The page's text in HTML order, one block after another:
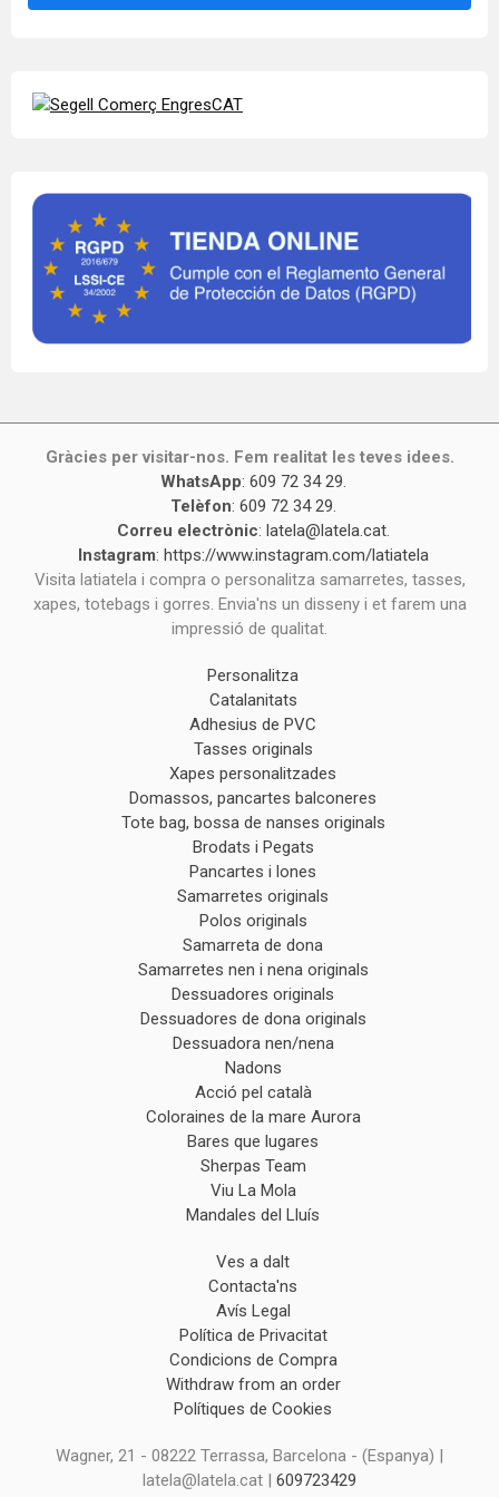
Gràcies per visitar-nos. Fem realitat les teves idees.
WhatsApp: 609 72 34 29.
Telèfon: 609 72 34 29.
Correu electrònic: latela@latela.cat.
Instagram: https://www.instagram.com/latiatela
Visita latiatela i compra o personalitza samarretes, tasses,
xapes, totebags i gorres. Envia'ns un disseny i et farem una
impressió de qualitat.
Personalitza
Catalanitats
Adhesius de PVC
Tasses originals
Xapes personalitzades
Domassos, pancartes balconeres
Tote bag, bossa de nanses originals
Brodats i Pegats
Pancartes i lones
Samarretes originals
Polos originals
Samarreta de dona
Samarretes nen i nena originals
Dessuadores originals
Dessuadores de dona originals
Dessuadora nen/nena
Nadons
Acció pel català
Coloraines de la mare Aurora
Bares que lugares
Sherpas Team
Viu La Mola
Mandales del Lluís
Ves a dalt
Contacta'ns
Avís Legal
Política de Privacitat
Condicions de Compra
Withdraw from an order
Polítiques de Cookies
Wagner, 21 - 08222 Terrassa, Barcelona - (Espanya) |
latela@latela.cat | 609723429